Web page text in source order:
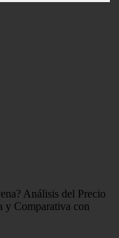
Análisis del Precio
y Comparativa con